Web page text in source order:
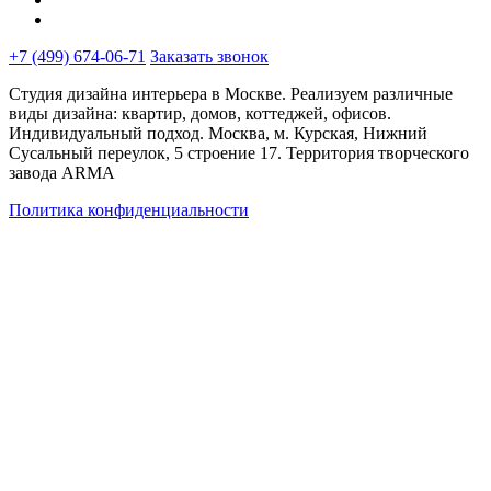
+7 (499) 674-06-71 Заказать звонок
Студия дизайна интерьера в Москве. Реализуем различные
виды дизайна: квартир, домов, коттеджей, офисов.
Индивидуальный подход. Москва, м. Курская, Нижний
Сусальный переулок, 5 строение 17. Территория творческого
завода ARMA
Политика конфиденциальности